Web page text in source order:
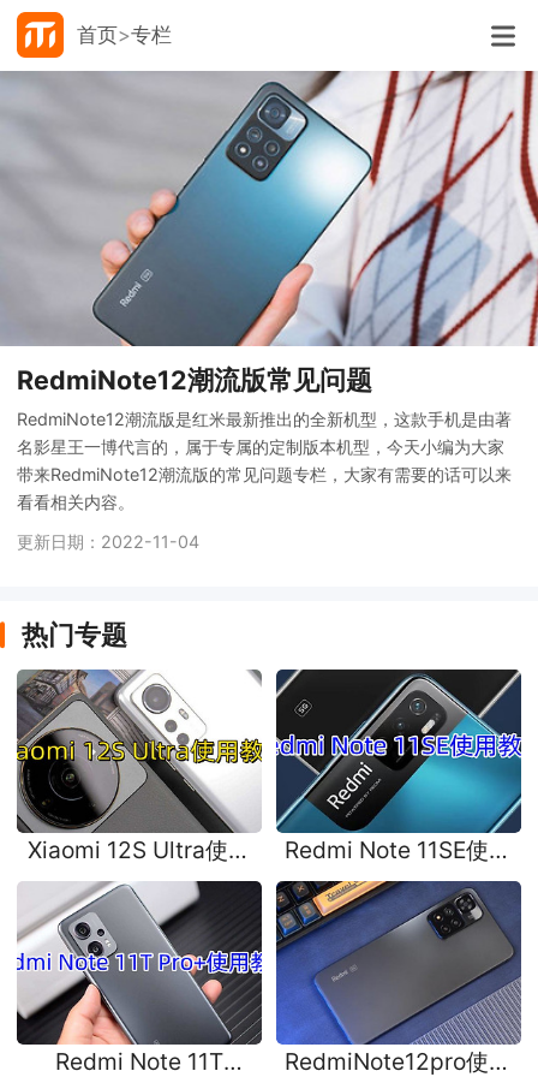
首页 专栏
RedmiNote12潮流版常见问题
RedmiNote12潮流版是红米最新推出的全新机型，这款手机是由著
名影星王一博代言的，属于专属的定制版本机型，今天小编为大家
带来RedmiNote12潮流版的常见问题专栏，大家有需要的话可以来
看看相关内容。
更新日期：2022-11-04
热门专题
Xiaomi 12S Ultra使用
教程
Redmi Note 11SE使用
教程
Redmi Note 11T RedmiNote12pro使用